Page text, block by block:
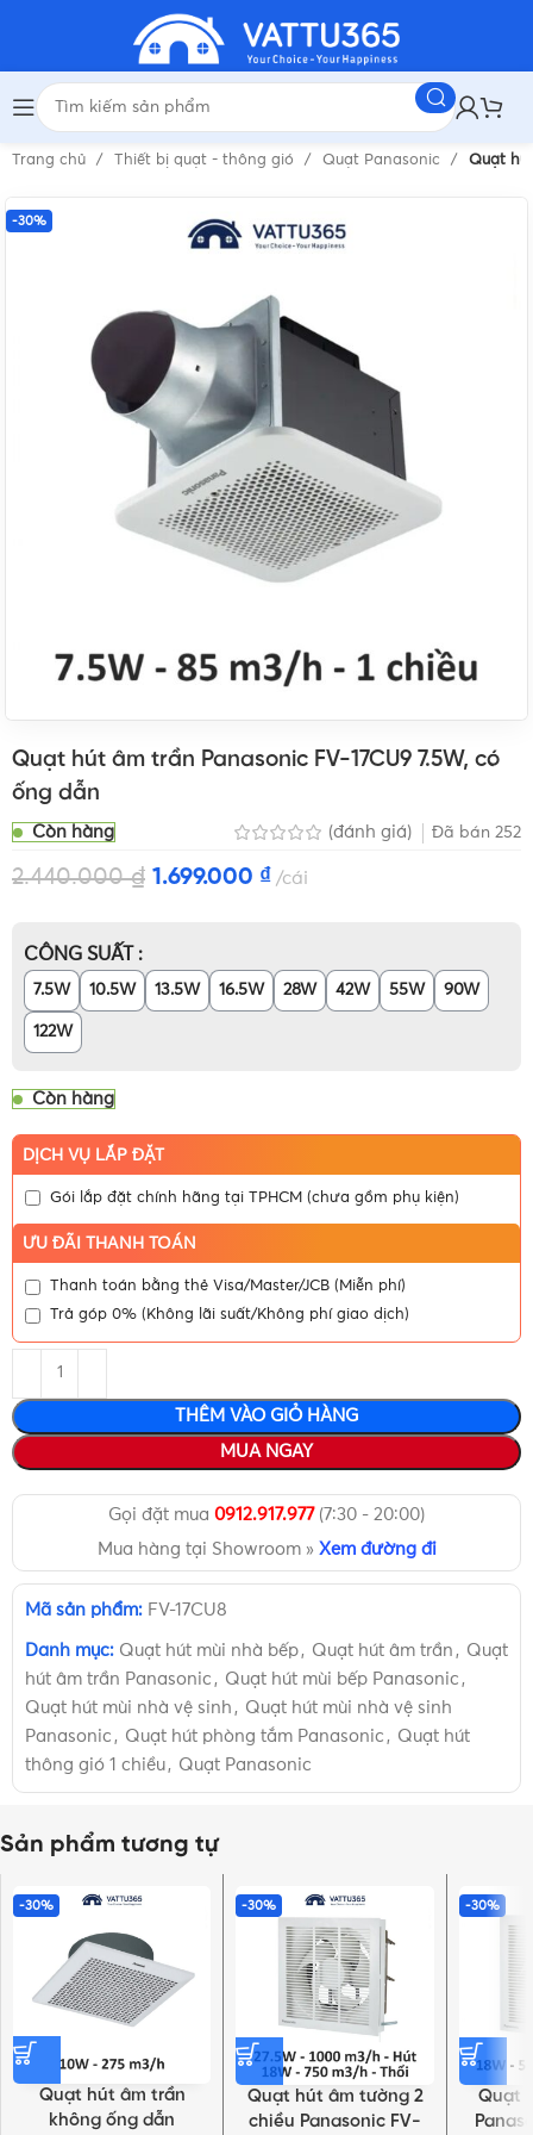
Trang chủ Thiết bị quạt - thông gió Quạt Panasonic Quạt
-30%
Quạt hút âm trần Panasonic FV-17CU9 7.5W, có
ống dẫn
Còn hàng (đánh giá) Đã bán 252
2.440.000₫ 1.699.000 ₫ cái
CÔNG SUẤT
7.5W 10.5W 13.5W 16.5W 28W 42W 55W 90W
122W
Còn hàng
DỊCH VỤ LẮP ĐẶT
Gói lắp đặt chính hãng tại TPHCM (chưa gồm phụ kiện)
ƯU ĐÃI THANH TOÁN
Thanh toán bằng thẻ Visa/Master/JCB (Miễn phí)
Trả góp 0% (Không lãi suất/Không phí giao dịch)
THÊM VÀO GIỎ HÀNG
MUA NGAY
Gọi đặt mua 0912.917.977(7:30 - 20:00)
Mua hàng tại Showroom » Xem đường đi
Mã sản phẩm: FV-17CU8
Danh mục: Quạt hút mùi nhà bếp , Quạt hút âm trần , Quạt
hút âm trần Panasonic , Quạt hút mùi bếp Panasonic ,
Quạt hút mùi nhà vệ sinh , Quạt hút mùi nhà vệ sinh
Panasonic , Quạt hút phòng tắm Panasonic , Quạt hút
thông gió 1 chiều , Quạt Panasonic
Sản phẩm tương tự
-30%
Quạt hút âm trần
không ống dẫn
-30%
Quạt hút âm tường 2
chiều Panasonic FV-
-30%
Quạt